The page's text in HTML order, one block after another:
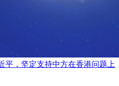
平，坚定支持中方在香港问题上